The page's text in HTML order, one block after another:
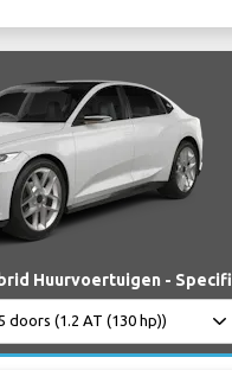
Huurvoertuigen -